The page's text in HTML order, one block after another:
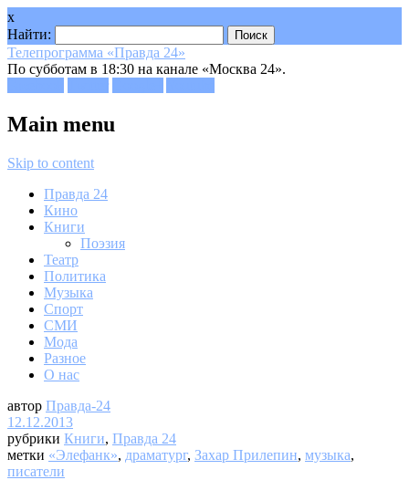
x
Найти:
Телепрограмма «Правда 24»
По субботам в 18:30 на канале «Москва 24».
Main menu
Skip to content
Правда 24
Кино
Книги
Поэзия
Театр
Политика
Музыка
Спорт
СМИ
Мода
Разное
О нас
автор Правда-24
12.12.2013
рубрики Книги, Правда 24
метки «Элефанк», драматург, Захар Прилепин, музыка,
писатели